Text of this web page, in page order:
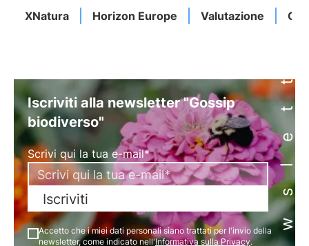
XNatura Horizon Europe Valutazione Newsletter
Iscriviti alla newsletter "Gossip
biodiverso"
Scrivi qui la tua e-mail*
Iscriviti
Accetto che i miei dati personali siano trattati per l'invio della
newsletter, come indicato nell'Informativa sulla Privacy.